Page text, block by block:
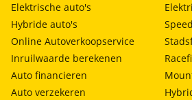
Elektrische auto's
Hybride auto's
Online Autoverkoopservice
Inruilwaarde berekenen
Auto financieren
Auto verzekeren